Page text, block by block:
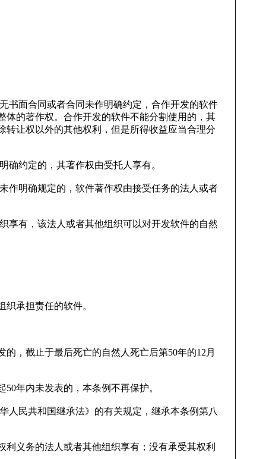
书面合同或者合同未作明确约定，合作开发的软件
的著作权。合作开发的软件不能分割使用的，其
让权以外的其他权利，但是所得收益应当合理分
约定的，其著作权由受托人享有。
作明确规定的，软件著作权由接受任务的法人或者
享有，该法人或者其他组织可以对开发软件的自然
承担责任的软件。
，截止于最后死亡的自然人死亡后第50年的12月
年内未发表的，本条例不再保护。
人民共和国继承法》的有关规定，继承本条例第八
义务的法人或者其他组织享有；没有承受其权利